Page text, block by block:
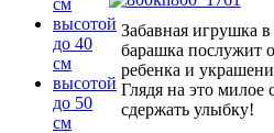
Забавная игрушка
барашка послужит
ребенка и
Глядя на это милое
сдержать улыбку!
высотой
до 40
см
высотой
до 50
см